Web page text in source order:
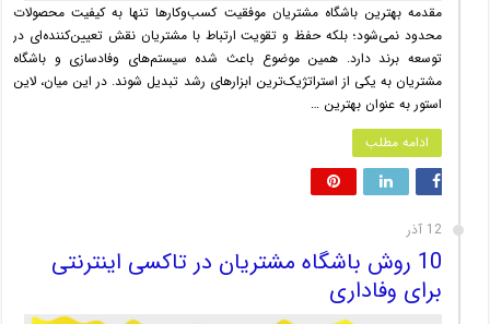
مقدمه بهترین باشگاه مشتریان موفقیت کسب‌وکارها تنها به کیفیت محصولات
محدود نمی‌شود؛ بلکه حفظ و تقویت ارتباط با مشتریان نقش تعیین‌کننده‌ای در
توسعه برند دارد. همین موضوع باعث شده سیستم‌های وفادسازی و باشگاه
مشتریان به یکی از استراتژیک‌ترین ابزارهای رشد تبدیل شوند. در این میان، لاین
استور به عنوان بهترین …
ادامه مطلب
12 آذر
10 روش باشگاه مشتریان در تاکسی اینترنتی
برای وفاداری